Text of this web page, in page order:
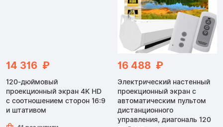
14 316 ₽
120-дюймовый
проекционный экран 4K HD
с соотношением сторон 16:9
и штативом
16 488 ₽
Электрический настенный
проекционный экран с
автоматическим пультом
дистанционного
управления, диагональ 120